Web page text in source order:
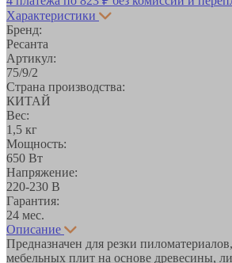
Характеристики
Бренд:
Ресанта
Артикул:
75/9/2
Страна производства:
КИТАЙ
Вес:
1,5 кг
Мощность:
650 Вт
Напряжение:
220-230 В
Гарантия:
24 мес.
Описание
Предназначен для резки
мебельных плит на основе древесины,